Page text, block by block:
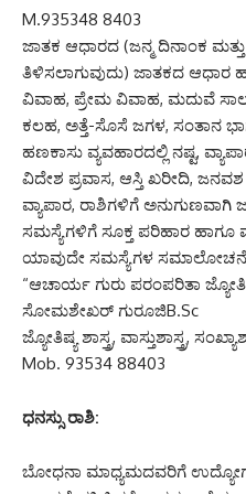
M.935348 8403
ಜಾತಕ ಆಧಾರದ (ಜನ್ಮ ದಿನಾಂಕ
ತಿಳಿಸಲಾಗುವುದು) ಜಾತಕದ ಆಧಾರ
ವಿವಾಹ, ಪ್ರೇಮ ವಿವಾಹ, ಮದುವೆ
ಕಲಹ, ಅತ್ತೆ-ಸೊಸೆ ಜಗಳ, ಸಂತಾನ
ಹಣಕಾಸು ವ್ಯವಹಾರದಲ್ಲಿ ನಷ್ಟ,
ವಿದೇಶ ಪ್ರವಾಸ, ಆಸ್ತಿ ಖರೀದಿ,
ವ್ಯಾಪಾರ, ರಾಶಿಗಳಿಗೆ ಅನುಗುಣವಾಗಿ
ಸಮಸ್ಯೆಗಳಿಗೆ ಸೂಕ್ತ ಪರಿಹಾರ ಹಾಗೂ
ಯಾವುದೇ ಸಮಸ್ಯೆಗಳ
“ಆಚಾರ್ಯ ಗುರು ಪರಂಪರಿತಾ
ಸೋಮಶೇಖರ್ ಗುರೂಜಿB.Sc
ಜ್ಯೋತಿಷ್ಯ ಶಾಸ್ತ್ರ, ವಾಸ್ತುಶಾಸ್ತ್ರ,
Mob. 93534 88403
ಧನಸ್ಸು ರಾಶಿ:
ಬೋಧನಾ ಮಾಧ್ಯಮದವರಿಗೆ ಉದ್ಯೋಗ